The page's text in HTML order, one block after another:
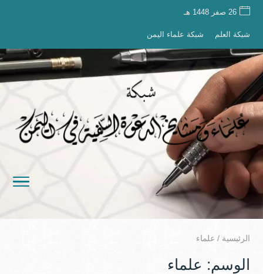
26 صفر 1448 هـ
شبكة العلم شبكة علماء اليمن
الرئيسية / علماء
الوسم: علماء